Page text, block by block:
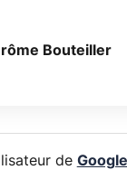
Bouteiller
de Google